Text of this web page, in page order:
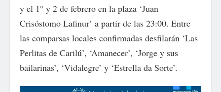
y el 1° y 2 de febrero en la plaza ‘Juan
Crisóstomo Lafinur’ a partir de las 23:00. Entre
las comparsas locales confirmadas desfilarán ‘Las
Perlitas de Carilú’, ‘Amanecer’, ‘Jorge y sus
bailarinas’, ‘Vidalegre’ y ‘Estrella da Sorte’.